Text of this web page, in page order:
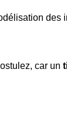
des
car un